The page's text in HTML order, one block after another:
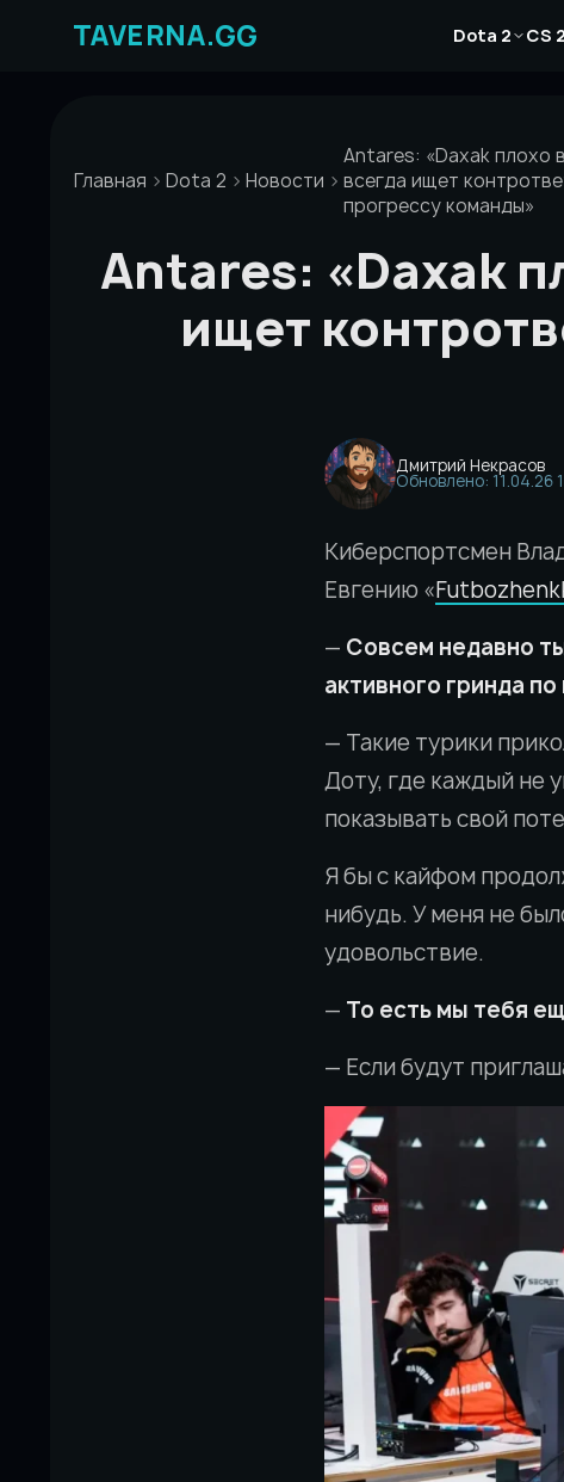
Dota 2
Статьи CS 2
Главная Dota 2 Новости
Antares: «Daxak плохо
всегда ищет
прогрессу команды»
Antares: «Daxak
ищет
Дмитрий Некрасов
Обновлено: 11.04.26
Киберспортсмен
Евгению «
— Совсем недавно
активного гринда
— Такие турики
Доту, где каждый не
показывать свой
Я бы с кайфом
нибудь. У меня не
удовольствие.
— То есть мы тебя
— Если будут